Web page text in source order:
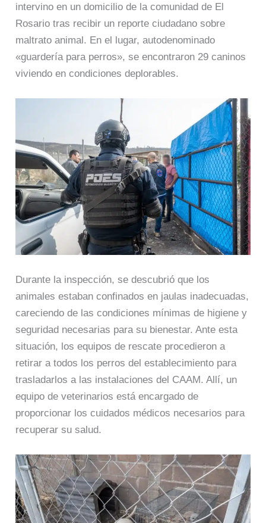
intervino en un domicilio de la comunidad de El
Rosario tras recibir un reporte ciudadano sobre
maltrato animal. En el lugar, autodenominado
«guardería para perros», se encontraron 29 caninos
viviendo en condiciones deplorables.
Durante la inspección, se descubrió que los
animales estaban confinados en jaulas inadecuadas,
careciendo de las condiciones mínimas de higiene y
seguridad necesarias para su bienestar. Ante esta
situación, los equipos de rescate procedieron a
retirar a todos los perros del establecimiento para
trasladarlos a las instalaciones del CAAM. Allí, un
equipo de veterinarios está encargado de
proporcionar los cuidados médicos necesarios para
recuperar su salud.